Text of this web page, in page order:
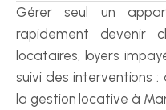
Gérer seul un
rapidement devenir
locataires, loyers
suivi des interventions
la gestion locative à